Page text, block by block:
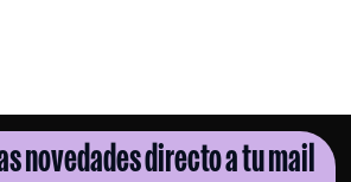
novedades directo a tu mail